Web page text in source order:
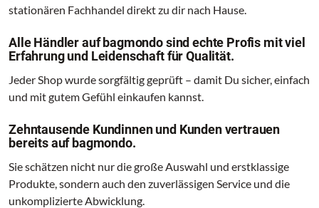
stationären Fachhandel direkt zu dir nach Hause.
Alle Händler auf bagmondo sind echte Profis mit viel
Erfahrung und Leidenschaft für Qualität.
Jeder Shop wurde sorgfältig geprüft – damit Du sicher, einfach
und mit gutem Gefühl einkaufen kannst.
Zehntausende Kundinnen und Kunden vertrauen
bereits auf bagmondo.
Sie schätzen nicht nur die große Auswahl und erstklassige
Produkte, sondern auch den zuverlässigen Service und die
unkomplizierte Abwicklung.